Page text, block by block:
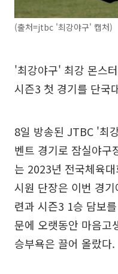
(출처=jtbc '최강야구' 캡처)
'최강야구' 최강 몬스
시즌3 첫 경기를 단국
8일 방송된 JTBC '최
벤트 경기로 잠실야구
는 2023년 전국체육
시원 단장은 이번 경
련과 시즌3 1승 담보
문에 오랫동안 마음고
승부욕은 끌어 올랐다.